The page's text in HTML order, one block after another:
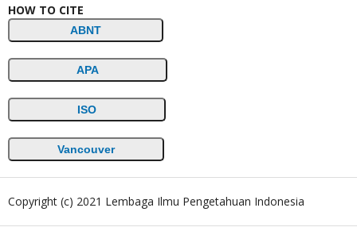
HOW TO CITE
ABNT
APA
ISO
Vancouver
Copyright (c) 2021 Lembaga Ilmu Pengetahuan Indonesia